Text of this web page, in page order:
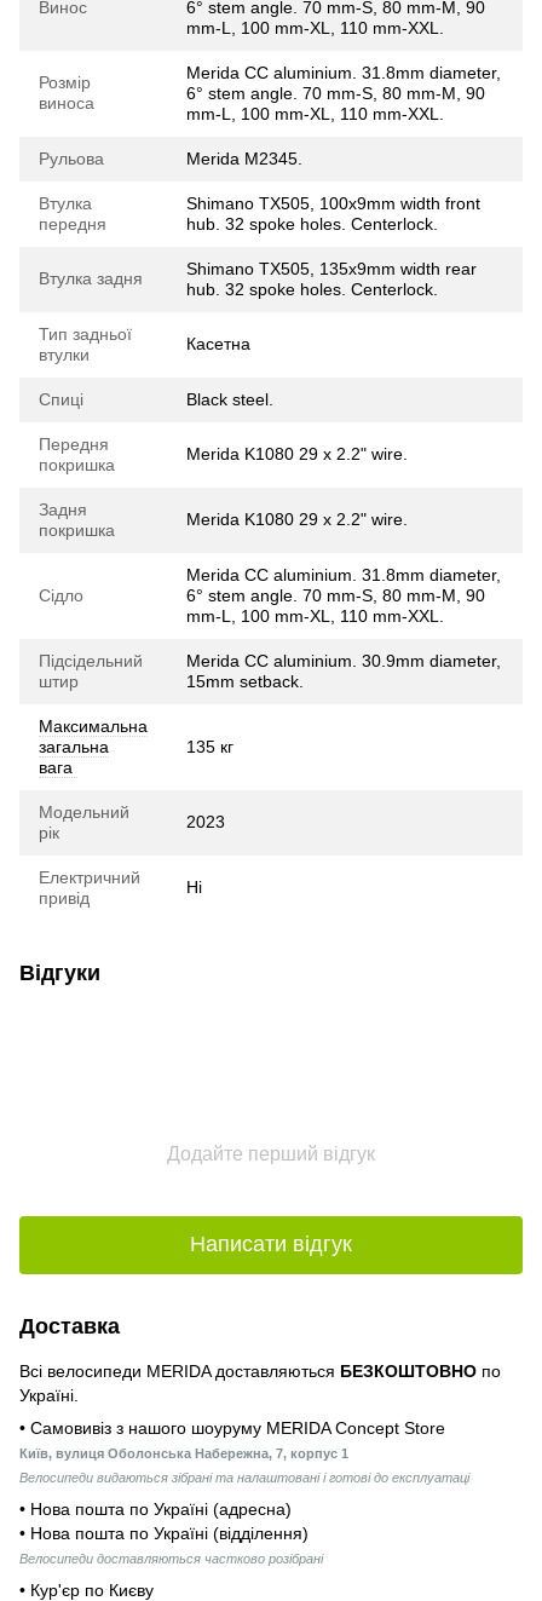
Винос
6° stem angle. 70 mm-S, 80 mm-M, 90
mm-L, 100 mm-XL, 110 mm-XXL.
Розмір
виноса
Merida CC aluminium. 31.8mm diameter,
6° stem angle. 70 mm-S, 80 mm-M, 90
mm-L, 100 mm-XL, 110 mm-XXL.
Рульова Merida M2345.
Втулка
передня
Shimano TX505, 100x9mm width front
hub. 32 spoke holes. Centerlock.
Втулка задня
Shimano TX505, 135x9mm width rear
hub. 32 spoke holes. Centerlock.
Тип задньої
втулки
Касетна
Спиці Black steel.
Передня
покришка
Merida K1080 29 x 2.2" wire.
Задня
покришка
Merida K1080 29 x 2.2" wire.
Сідло
Merida CC aluminium. 31.8mm diameter,
6° stem angle. 70 mm-S, 80 mm-M, 90
mm-L, 100 mm-XL, 110 mm-XXL.
Підсідельний
штир
Merida CC aluminium. 30.9mm diameter,
15mm setback.
Максимальна
загальна
вага
135 кг
Модельний
рік
2023
Електричний
привід
Ні
Відгуки
Додайте перший відгук
Написати відгук
Доставка
Всі велосипеди MERIDA доставляються БЕЗКОШТОВНО по
Україні.
• Самовивіз з нашого шоуруму MERIDA Concept Store
Київ, вулиця Оболонська Набережна, 7, корпус 1
Велосипеди видаються зібрані та налаштовані і готові до експлуатаці
• Нова пошта по Україні (адресна)
• Нова пошта по Україні (відділення)
Велосипеди доставляються частково розібрані
• Кур'єр по Києву